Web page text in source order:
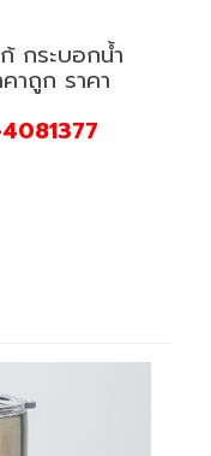
กระบอกน้ำ
าถูก ราคา